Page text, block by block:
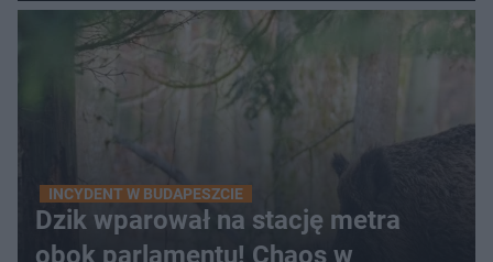
INCYDENT W BUDAPESZCIE
Dzik wparował na stację metra
obok parlamentu! Chaos w